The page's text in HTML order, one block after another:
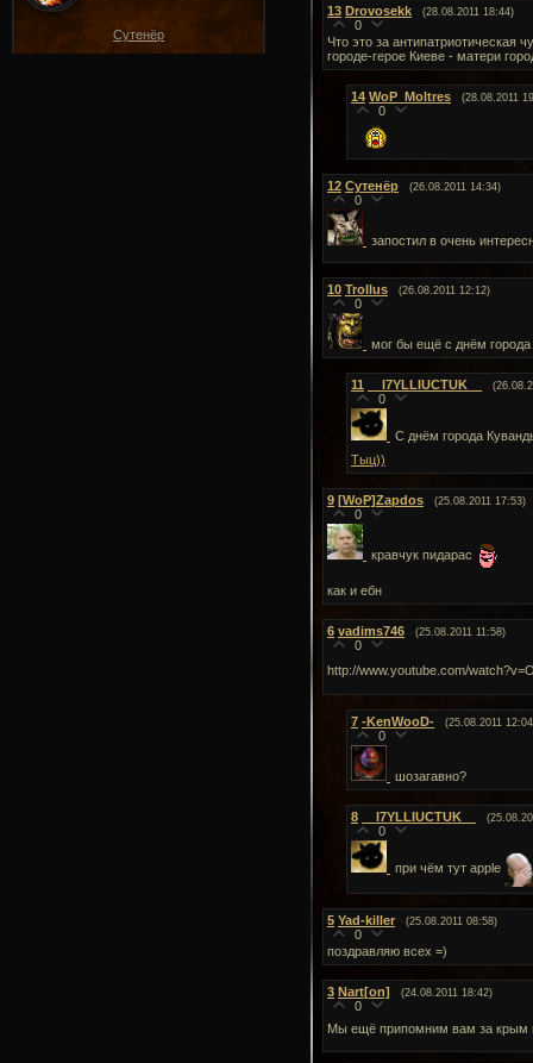
Сутенёр
13 Drovosekk (28.08.2011 18:44)
0
Что это за антипатриотическая
городе-герое Киеве - матери
14 WoP_Moltres (28.08.2011
0
12 Сутенёр (26.08.2011 14:34)
0
запостил в очень
10 Trollus (26.08.2011 12:12)
0
мог бы ещё с днём города
11 __I7YLLIUCTUK__
0
C днём города
Тыц))
9 [WoP]Zapdos (25.08.2011 17:53)
0
кравчук пидарас
как и ебн
6 vadims746 (25.08.2011 11:58)
0
http://www.youtube.com/
7 -KenWooD- (25.08.2011
0
шозагавно?
8 __I7YLLIUCTUK__
0
при чём тут apple
5 Yad-killer (25.08.2011 08:58)
0
поздравляю всех =)
3 Nart[on] (24.08.2011 18:42)
0
Мы ещё припомним вам за крым